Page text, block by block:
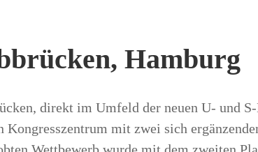
Hamburg
direkt im Umfeld der neuen U- und
mit zwei sich